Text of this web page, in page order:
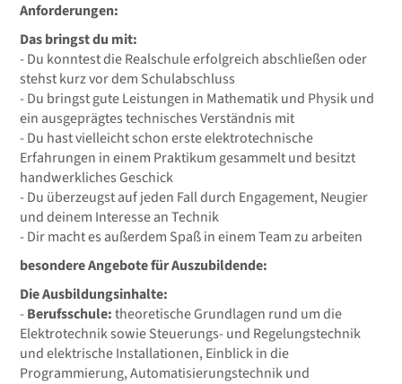
Anforderungen:
Das bringst du mit:
- Du konntest die Realschule erfolgreich abschließen oder
stehst kurz vor dem Schulabschluss
- Du bringst gute Leistungen in Mathematik und Physik und
ein ausgeprägtes technisches Verständnis mit
- Du hast vielleicht schon erste elektrotechnische
Erfahrungen in einem Praktikum gesammelt und besitzt
handwerkliches Geschick
- Du überzeugst auf jeden Fall durch Engagement, Neugier
und deinem Interesse an Technik
- Dir macht es außerdem Spaß in einem Team zu arbeiten
besondere Angebote für Auszubildende:
Die Ausbildungsinhalte:
-Berufsschule:theoretische Grundlagen rund um die
Elektrotechnik sowie Steuerungs- und Regelungstechnik
und elektrische Installationen, Einblick in die
Programmierung, Automatisierungstechnik und